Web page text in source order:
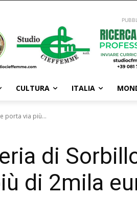
CULTURA ITALIA
porta via più...
di
di 2mila